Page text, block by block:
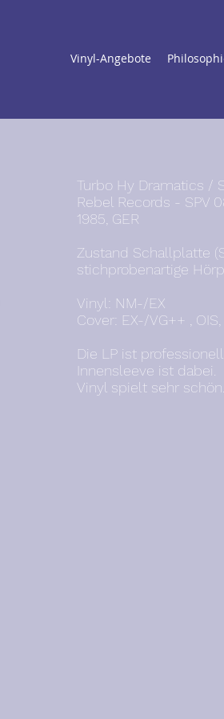
Vinyl-Angebote
Turbo Hy Dramatics /
Rebel Records - SPV
1985, GER
Zustand Schallplatte
stichprobenartige
Vinyl: NM-/EX
Cover: EX-/VG++ ,
Die LP ist
Innensleeve ist dabei.
Vinyl spielt sehr schön.